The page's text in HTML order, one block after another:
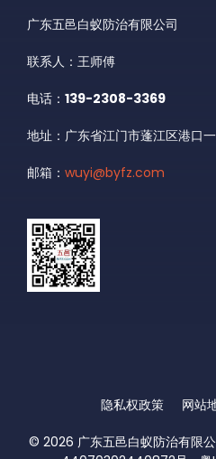
广东五邑白蚁防治有限公司
联系人：王师傅
电话： 139-2308-3369
地址：广东省江门市蓬江区港口一
邮箱： wuyi@byfz.com
隐私权政策 网站
© 2026 广东五邑白蚁防治有限